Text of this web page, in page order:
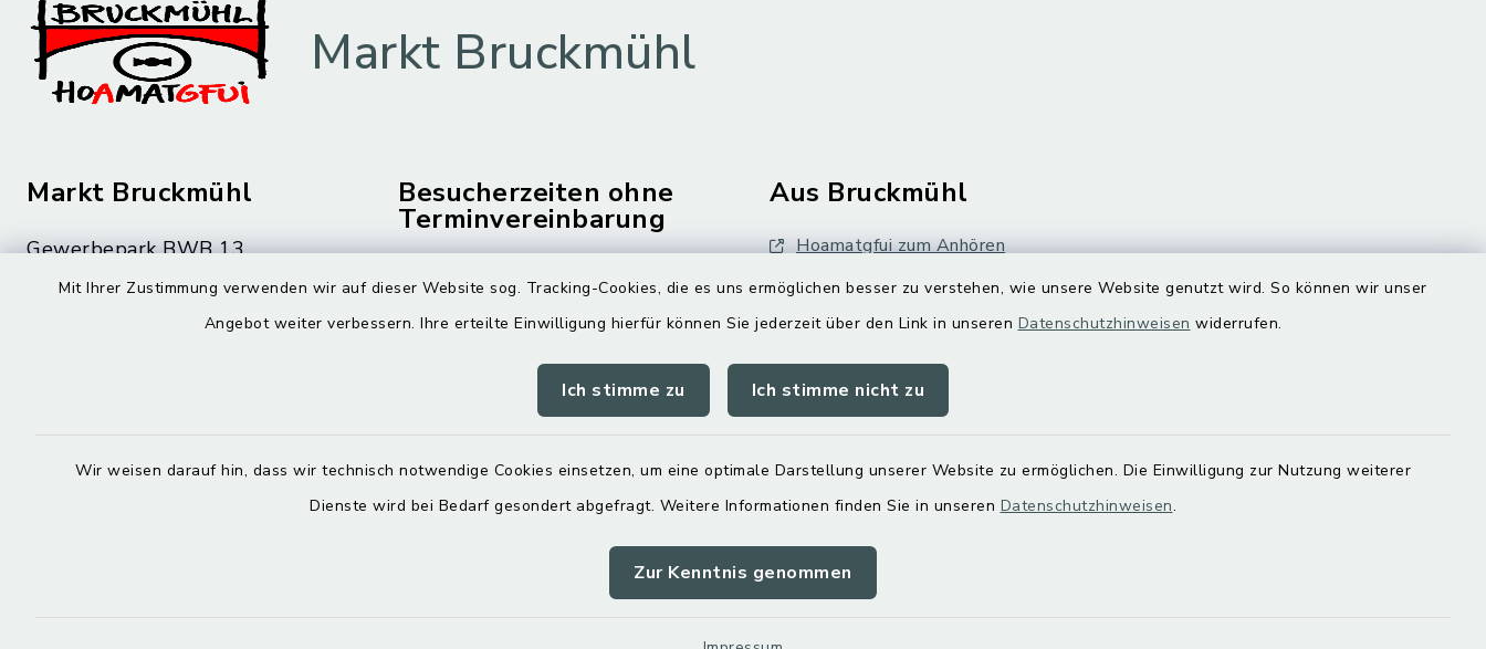
Mit Ihrer Zustimmung verwenden wir auf dieser Website sog. Tracking-Cookies, die es uns ermöglichen besser zu verstehen, wie unsere Website genutzt wird. So können wir unser
Angebot weiter verbessern. Ihre erteilte Einwilligung hierfür können Sie jederzeit über den Link in unseren Datenschutzhinweisen widerrufen.
Ich stimme zu Ich stimme nicht zu
Wir weisen darauf hin, dass wir technisch notwendige Cookies einsetzen, um eine optimale Darstellung unserer Website zu ermöglichen. Die Einwilligung zur Nutzung weiterer
Dienste wird bei Bedarf gesondert abgefragt. Weitere Informationen finden Sie in unseren Datenschutzhinweisen.
Zur Kenntnis genommen
Markt Bruckmühl
Markt Bruckmühl
Gewerbepark BWB 13
83052 Bruckmühl
Besucherzeiten ohne
Terminvereinbarung
Montag zusätzlich:
15.00 – 18.00 Uhr
Aus Bruckmühl
Hoamatgfui zum Anhören
Digitaler Ortsplan
Sitemap Cookie-Einstellungen